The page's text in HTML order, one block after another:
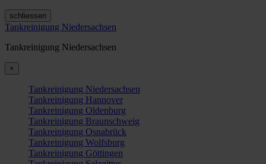
schliessen
Tankreinigung Niedersachsen
Tankreinigung Niedersachsen
×
Tankreinigung Niedersachsen
Tankreinigung Hannover
Tankreinigung Oldenburg
Tankreinigung Braunschweig
Tankreinigung Osnabrück
Tankreinigung Wolfsburg
Tankreinigung Göttingen